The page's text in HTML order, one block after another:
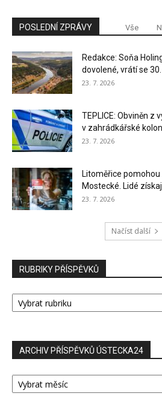
POSLEDNÍ ZPRÁVY Vše
Redakce: Soňa
dovolené, vrátí se
23. 7. 2026
TEPLICE: Obviněn z
v zahrádkářské
23. 7. 2026
Litoměřice
Mostecké. Lidé
23. 7. 2026
Načíst další
RUBRIKY PŘÍSPĚVKŮ
RUBRIKY
PŘÍSPĚVKŮ
ARCHIV PŘÍSPĚVKŮ ÚSTECKA24
ARCHIV
PŘÍSPĚVKŮ